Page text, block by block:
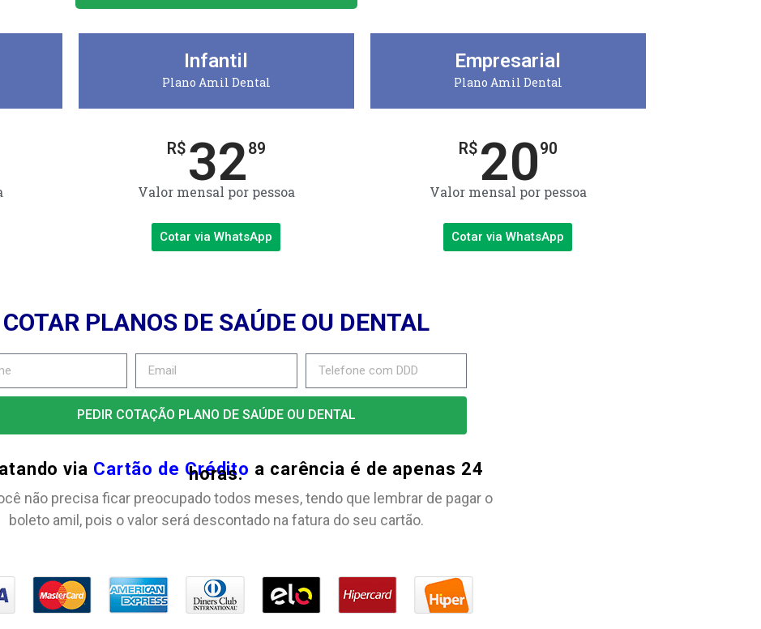
Infantil
Plano Amil Dental
R$ 3289
Valor mensal por pessoa
Cotar via WhatsApp
Empresarial
Plano Amil Dental
R$ 2090
Valor mensal por pessoa
Cotar via WhatsApp
COTAR PLANOS DE SAÚDE OU DENTAL
PEDIR COTAÇÃO PLANO DE SAÚDE OU DENTAL
via Cartão de Crédito a carência é de apenas 24
horas.
não precisa ficar preocupado todos meses, tendo que lembrar de pagar o
boleto amil, pois o valor será descontado na fatura do seu cartão.